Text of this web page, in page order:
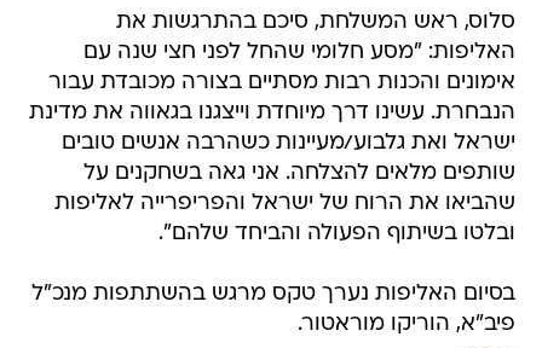
סלוס, ראש המשלחת, סיכם בהתרגשות את
האליפות: "מסע חלומי שהחל לפני חצי שנה עם
אימונים והכנות רבות מסתיים בצורה מכובדת עבור
הנבחרת. עשינו דרך מיוחדת וייצגנו בגאווה את מדינת
ישראל ואת גלבוע/מעיינות כשהרבה אנשים טובים
שותפים מלאים להצלחה. אני גאה בשחקנים על
שהביאו את הרוח של ישראל והפריפרייה לאליפות
ובלטו בשיתוף הפעולה והביחד שלהם".
בסיום האליפות נערך טקס מרגש בהשתתפות מנכ"ל
פיב"א, הוריקו מוראטור.